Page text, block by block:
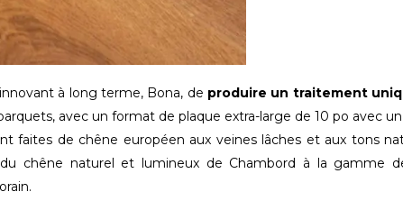
à long terme, Bona, de produire un traitement
avec un format de plaque extra-large de 10 po avec
faites de chêne européen aux veines lâches et aux tons
chêne naturel et lumineux de Chambord à la gamme